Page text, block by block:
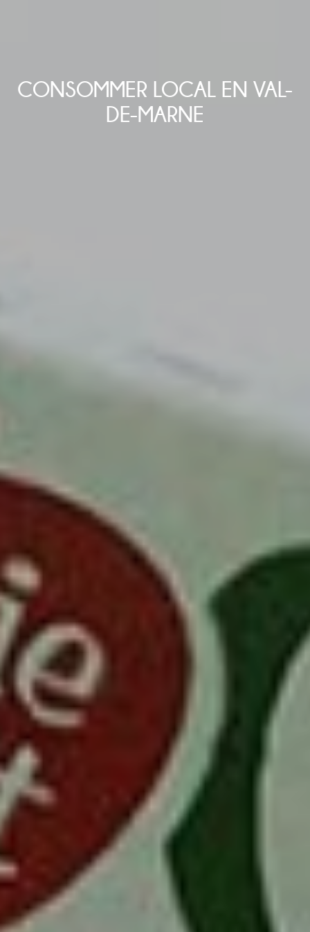
CONSOMMER LOCAL EN VAL-
DE-MARNE